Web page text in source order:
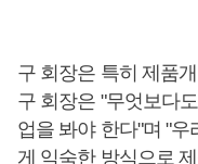
구 회장은 특히 제품
구 회장은 "무엇보다
업을 봐야 한다"며 "우
게 익숙한 방식으로